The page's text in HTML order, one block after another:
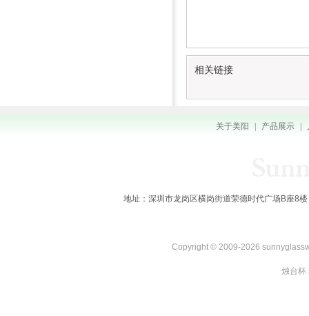
相关链接
关于美阳 产品展示
地址：深圳市龙岗区横岗街道荣德时代广场B座8
Copyright © 2009-2026
烛台杯